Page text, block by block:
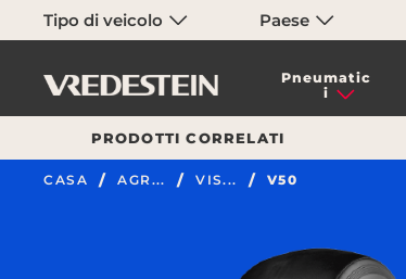
Tipo di veicolo Paese
Pneumatic
i
PRODOTTI CORRELATI
CASA AGR... VIS... V50